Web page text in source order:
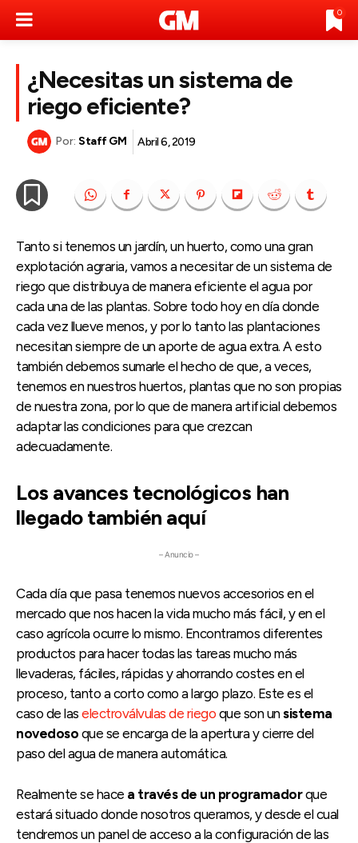
0
¿Necesitas un sistema de
riego eficiente?
Por: Staff GM Abril 6, 2019
Tanto si tenemos un jardín, un huerto, como una gran
explotación agraria, vamos a necesitar de un sistema de
riego que distribuya de manera eficiente el agua por
cada una de las plantas. Sobre todo hoy en día donde
cada vez llueve menos, y por lo tanto las plantaciones
necesitan siempre de un aporte de agua extra. A esto
también debemos sumarle el hecho de que, a veces,
tenemos en nuestros huertos, plantas que no son propias
de nuestra zona, por lo que de manera artificial debemos
adaptar las condiciones para que crezcan
adecuadamente.
Los avances tecnológicos han
llegado también aquí
– Anuncio –
Cada día que pasa tenemos nuevos accesorios en el
mercado que nos hacen la vida mucho más fácil, y en el
caso agrícola ocurre lo mismo. Encontramos diferentes
productos para hacer todas las tareas mucho más
llevaderas, fáciles, rápidas y ahorrando costes en el
proceso, tanto a corto como a largo plazo. Este es el
caso de las electroválvulas de riego que son unsistema
novedoso que se encarga de la apertura y cierre del
paso del agua de manera automática.
Realmente se hace a través de un programadorque
estará situado donde nosotros queramos, y desde el cual
tendremos un panel de acceso a la configuración de las